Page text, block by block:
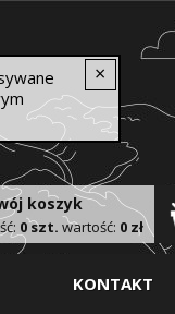
koszyk
0 szt. wartość: 0 zł
KONTAKT
×